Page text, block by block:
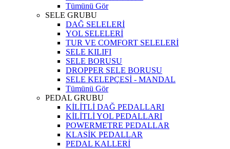
Tümünü Gör
SELE GRUBU
DAĞ SELELERİ
YOL SELELERİ
TUR VE COMFORT SELELERİ
SELE KILIFI
SELE BORUSU
DROPPER SELE BORUSU
SELE KELEPÇESİ - MANDAL
Tümünü Gör
PEDAL GRUBU
KİLİTLİ DAĞ PEDALLARI
KİLİTLİ YOL PEDALLARI
POWERMETRE PEDALLAR
KLASİK PEDALLAR
PEDAL KALLERİ